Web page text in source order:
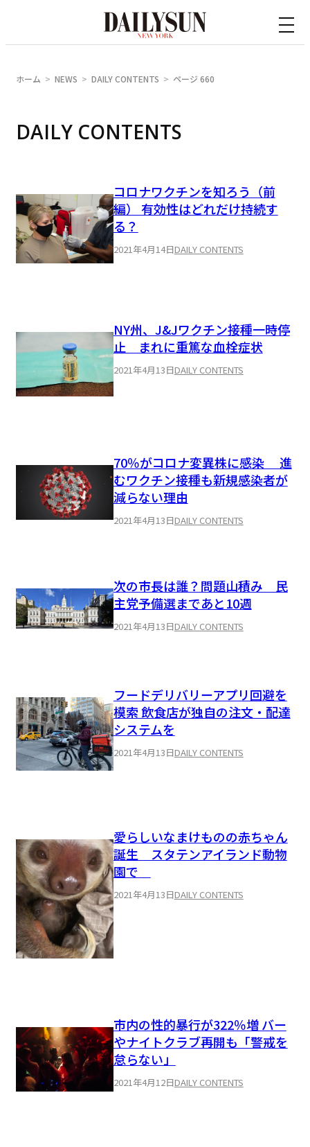
ホーム NEWS DAILY CONTENTS ページ 660
DAILY CONTENTS
コロナワクチンを知ろう（前
編） 有効性はどれだけ持続す
る？
2021年4月14日DAILY CONTENTS
NY州、J&Jワクチン接種一時停
止 まれに重篤な血栓症状
2021年4月13日DAILY CONTENTS
70％がコロナ変異株に感染 進
むワクチン接種も新規感染者が
減らない理由
2021年4月13日DAILY CONTENTS
次の市長は誰？問題山積み 民
主党予備選まであと10週
2021年4月13日DAILY CONTENTS
フードデリバリーアプリ回避を
模索 飲食店が独自の注文・配達
システムを
2021年4月13日DAILY CONTENTS
愛らしいなまけものの赤ちゃん
誕生 スタテンアイランド動物
園で
2021年4月13日DAILY CONTENTS
市内の性的暴行が322％増 バー
やナイトクラブ再開も「警戒を
怠らない」
2021年4月12日DAILY CONTENTS